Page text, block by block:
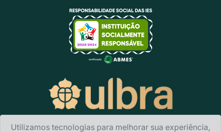
Utilizamos tecnologias para melhorar sua experiência,